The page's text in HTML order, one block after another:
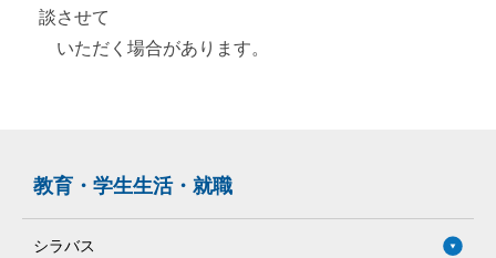
談させて
いただく場合があります。
教育・学生生活・就職
シラバス